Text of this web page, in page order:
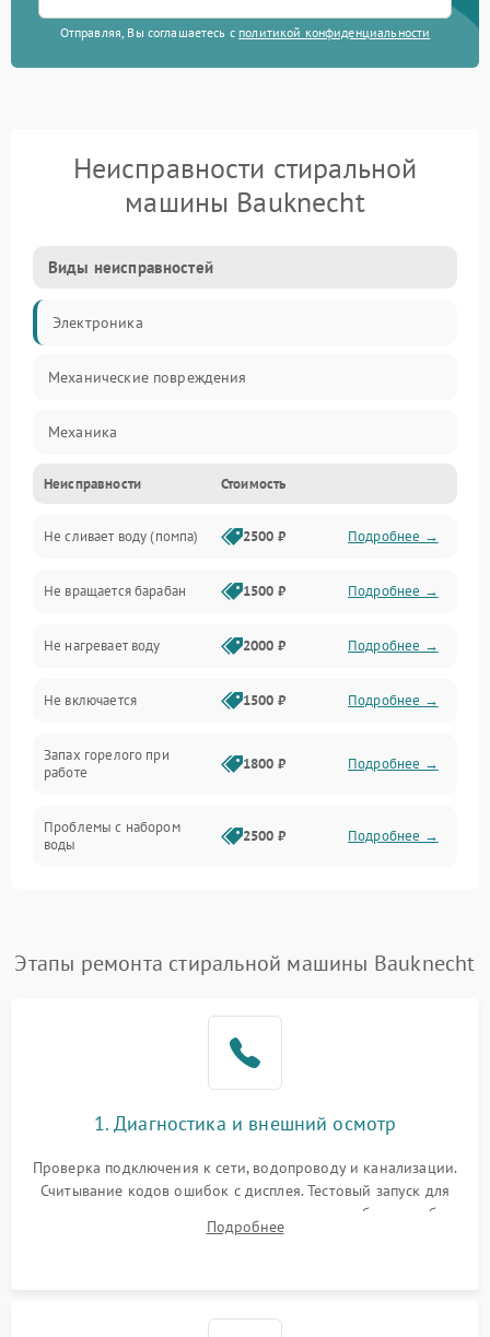
Отправляя, Вы соглашаетесь с политикой конфиденциальности
Неисправности стиральной
машины Bauknecht
Виды неисправностей
Электроника
Механические повреждения
Механика
Электропитание
Водоснабжение
Слив
Программное обеспечение
Неисправности Стоимость
Не сливает воду (помпа) 2500 ₽ Подробнее →
Не вращается барабан 1500 ₽ Подробнее →
Не нагревает воду 2000 ₽ Подробнее →
Не включается 1500 ₽ Подробнее →
Запах горелого при
работе
1800 ₽ Подробнее →
Проблемы с набором
воды
2500 ₽ Подробнее →
2200 ₽ Подробнее →
Этапы ремонта стиральной машины Bauknecht
1. Диагностика и внешний осмотр
Проверка подключения к сети, водопроводу и канализации.
Считывание кодов ошибок с дисплея. Тестовый запуск для
выявления посторонних шумов, протечек или сбоев в работе
электронного модуля управления.
Подробнее